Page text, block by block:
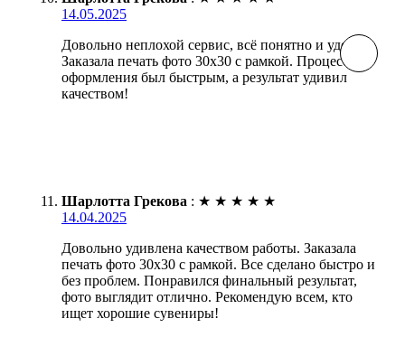
14.05.2025
Довольно неплохой сервис, всё понятно и удобно.
Заказала печать фото 30х30 с рамкой. Процесс
оформления был быстрым, а результат удивил
качеством!
Шарлотта Грекова : ★ ★ ★ ★ ★
14.04.2025
Довольно удивлена качеством работы. Заказала
печать фото 30х30 с рамкой. Все сделано быстро и
без проблем. Понравился финальный результат,
фото выглядит отлично. Рекомендую всем, кто
ищет хорошие сувениры!